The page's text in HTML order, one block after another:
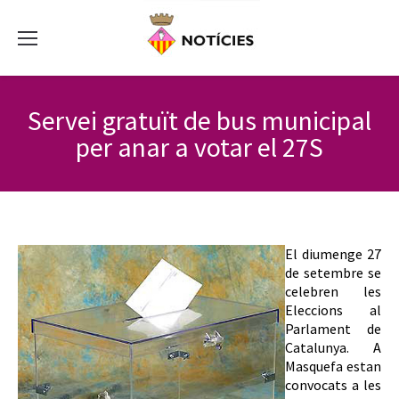
Servei gratuït de bus municipal
per anar a votar el 27S
El diumenge 27
de setembre se
celebren les
Eleccions al
Parlament de
Catalunya. A
Masquefa estan
convocats a les